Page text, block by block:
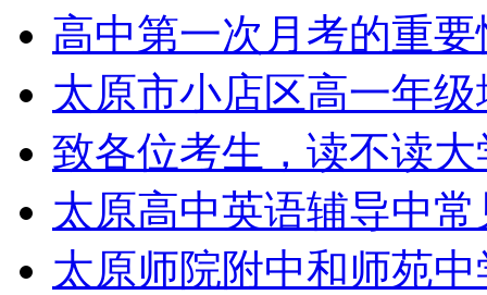
高中第一次月考的重要
太原市小店区高一年
致各位考生，读不读
太原高中英语辅导中
太原师院附中和师苑